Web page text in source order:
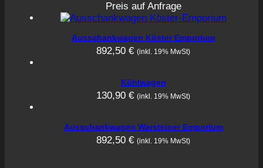
Preis auf Anfrage
Ausschankwagen Köster Emporium
892,50 € (inkl. 19% MwSt)
Kühlwagen
130,90 € (inkl. 19% MwSt)
Ausschankwagen Warsteiner Emporium
892,50 € (inkl. 19% MwSt)